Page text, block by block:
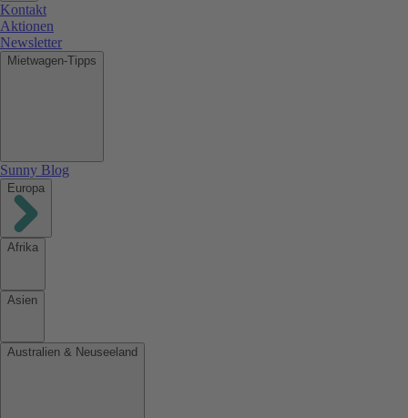
Kontakt
Aktionen
Newsletter
Mietwagen-Tipps
Sunny Blog
Europa
Afrika
Asien
Australien & Neuseeland